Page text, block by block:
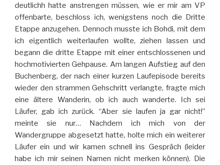
deutlichh hatte anstrengen müssen, wie er mir am VP
offenbarte, beschloss ich, wenigstens noch die Dritte
Etappe anzugehen. Dennoch musste ich Bohdi, mit dem
ich eigentlich weiterlaufen wollte, ziehen lassen und
begann die dritte Etappe mit einer entschlossenen und
hochmotivierten Gehpause. Am langen Aufstieg auf den
Buchenberg, der nach einer kurzen Laufepisode bereits
wieder den strammen Gehschritt verlangte, fragte mich
eine ältere Wanderin, ob ich auch wanderte. Ich sei
Läufer, gab ich zurück. “Aber sie laufen ja gar nicht!”
meinte sie nur… Nachdem ich mich von der
Wandergruppe abgesetzt hatte, holte mich ein weiterer
Läufer ein und wir kamen schnell ins Gespräch (leider
habe ich mir seinen Namen nicht merken können). Die